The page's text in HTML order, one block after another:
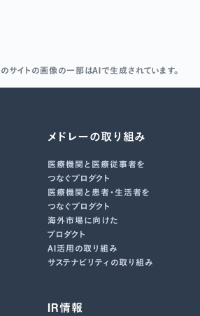
のサイトの画像の一部はAIで生成されています。
メドレーの取り組み
医療機関と医療従事者を
つなぐプロダクト
医療機関と患者・生活者を
つなぐプロダクト
海外市場に向けた
プロダクト
AI活用の取り組み
サステナビリティの取り組み
IR情報